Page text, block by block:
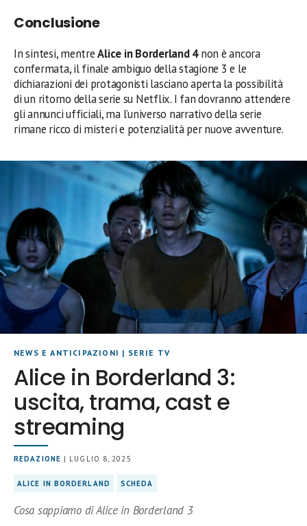
Conclusione
In sintesi, mentreAlice in Borderland 4non è ancora
confermata, il finale ambiguo della stagione 3 e le
dichiarazioni dei protagonisti lasciano aperta la possibilità
di un ritorno della serie su Netflix. I fan dovranno attendere
gli annunci ufficiali, ma l’universo narrativo della serie
rimane ricco di misteri e potenzialità per nuove avventure.
NEWS E ANTICIPAZIONI | SERIE TV
Alice in Borderland 3:
uscita, trama, cast e
streaming
REDAZIONE | LUGLIO 8, 2025
ALICE IN BORDERLAND SCHEDA
Cosa sappiamo di Alice in Borderland 3